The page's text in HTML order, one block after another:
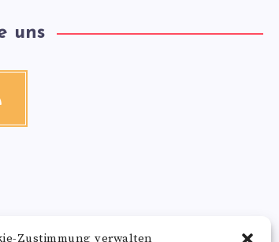
Zustimmung verwalten
uns